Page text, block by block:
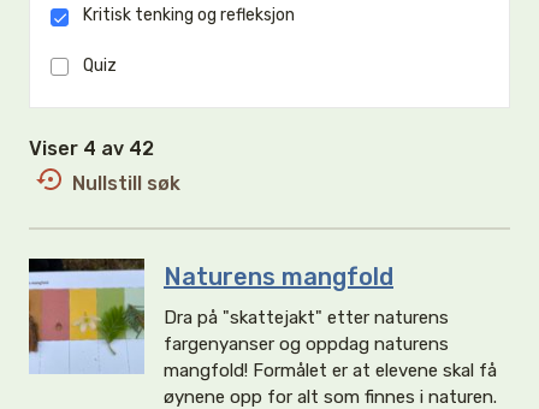
Kritisk tenking og refleksjon
Quiz
Viser 4 av 42
Nullstill søk
Naturens mangfold
Dra på "skattejakt" etter naturens
fargenyanser og oppdag naturens
mangfold! Formålet er at elevene skal få
øynene opp for alt som finnes i naturen.